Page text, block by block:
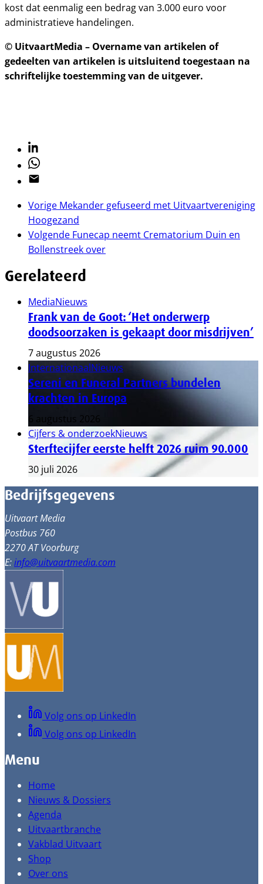
kost dat eenmalig een bedrag van 3.000 euro voor
administratieve handelingen.
© UitvaartMedia – Overname van artikelen of
gedeelten van artikelen is uitsluitend toegestaan na
schriftelijke toestemming van de uitgever.
Linkedin
Whatsapp
Email
Vorige Mekander gefuseerd met Uitvaartvereniging
Hoogezand
Volgende Funecap neemt Crematorium Duin en
Bollenstreek over
Gerelateerd
MediaNieuws
Frank van de Goot: ‘Het onderwerp
doodsoorzaken is gekaapt door misdrijven’
7 augustus 2026
InternationaalNieuws
Sereni en Funeral Partners bundelen
krachten in Europa
6 augustus 2026
Cijfers & onderzoekNieuws
Sterftecijfer eerste helft 2026 ruim 90.000
30 juli 2026
Bedrijfsgegevens
Uitvaart Media
Postbus 760
2270 AT Voorburg
E:info@uitvaartmedia.com
Volg ons op LinkedIn
Volg ons op LinkedIn
Menu
Home
Nieuws & Dossiers
Agenda
Uitvaartbranche
Vakblad Uitvaart
Shop
Over ons